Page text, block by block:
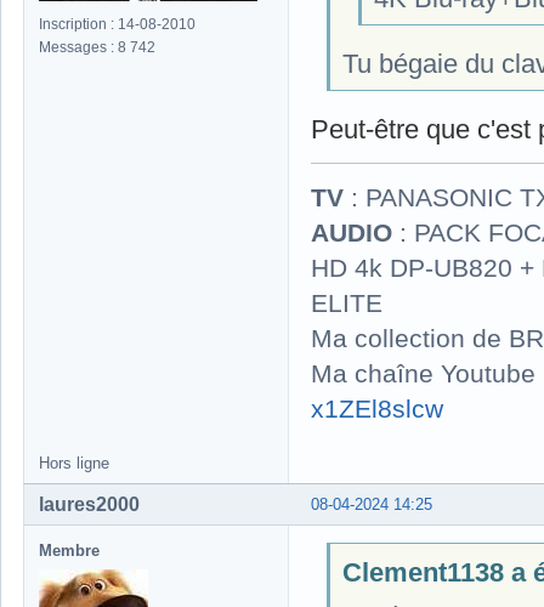
Inscription : 14-08-2010
Messages : 8 742
Tu bégaie du
Peut-être que c'est
TV : PANASONIC
AUDIO : PACK
HD 4k DP-UB820
ELITE
Ma collection de
Ma chaîne
x1ZEl8slcw
Hors ligne
08-04-2024 14:25
laures2000
Membre
Clement1138 a